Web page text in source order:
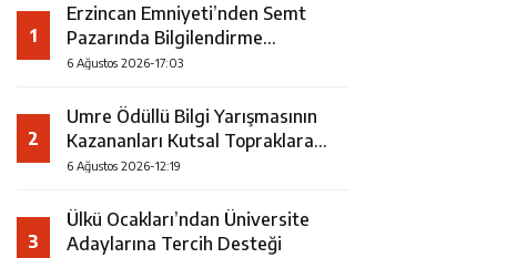
1
Erzincan Emniyeti’nden Semt
Pazarında Bilgilendirme
Faaliyeti
6 Ağustos 2026-17:03
2
Umre Ödüllü Bilgi Yarışmasının
Kazananları Kutsal Topraklara
Uğurlandı
6 Ağustos 2026-12:19
3
Ülkü Ocakları’ndan Üniversite
Adaylarına Tercih Desteği